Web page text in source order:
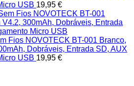
USB 19,95 €
Fios NOVOTECK BT-001 Branco,
Dobráveis, Entrada SD, AUX
USB 19,95 €